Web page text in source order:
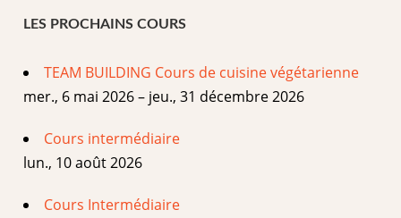
LES PROCHAINS COURS
TEAM BUILDING Cours de cuisine végétarienne
mer., 6 mai 2026 – jeu., 31 décembre 2026
Cours intermédiaire
lun., 10 août 2026
Cours Intermédiaire